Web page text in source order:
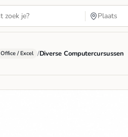
Office / Excel /Diverse Computercursussen